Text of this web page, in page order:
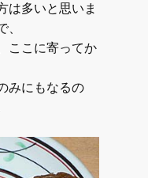
は多いと思いま
、
ここに寄ってか
みにもなるの